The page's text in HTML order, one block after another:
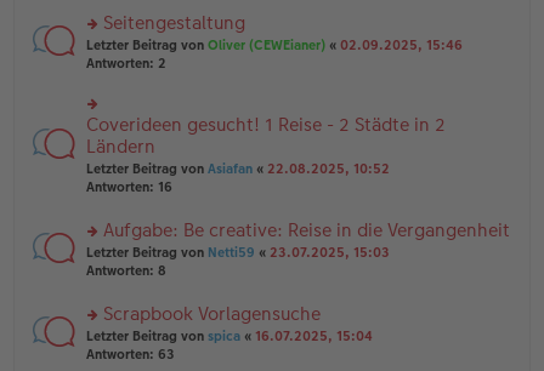
gB
ei
tr
g
n
g
el
e
n
er
B
ei
tr
g
rs
te
u
n
g
el
es
e
er
B
ei
tr
g
Seitengestaltung
Letzter Beitrag von Oliver (CEWEianer) « 02.09.2025, 15:46
Antworten: 2
rs
te
r
u
n
el
es
e
B
ei
tr
Coverideen gesucht! 1 Reise - 2 Städte in 2
Ländern
Letzter Beitrag von Asiafan « 22.08.2025, 10:52
Antworten: 16
rs
te
n
g
el
Aufgabe: Be creative: Reise in die Vergangenheit
Letzter Beitrag von Netti59 « 23.07.2025, 15:03
Antworten: 8
rs
te
Scrapbook Vorlagensuche
Letzter Beitrag von spica « 16.07.2025, 15:04
Antworten: 63